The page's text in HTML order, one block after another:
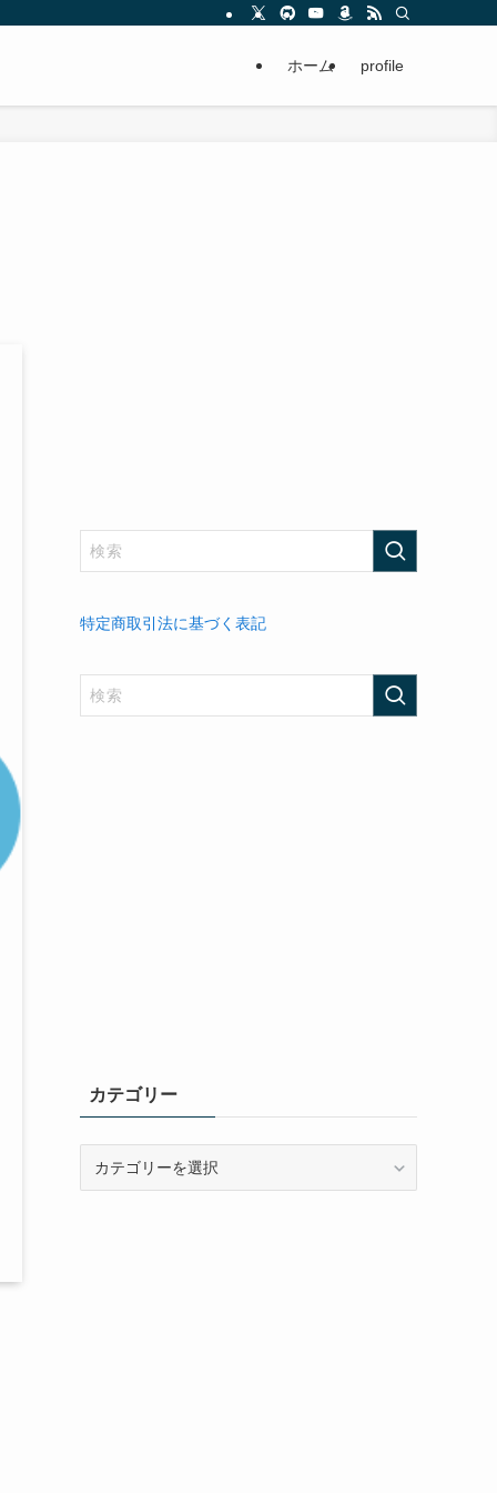
ホーム profile
特定商取引法に基づく表記
カテゴリー